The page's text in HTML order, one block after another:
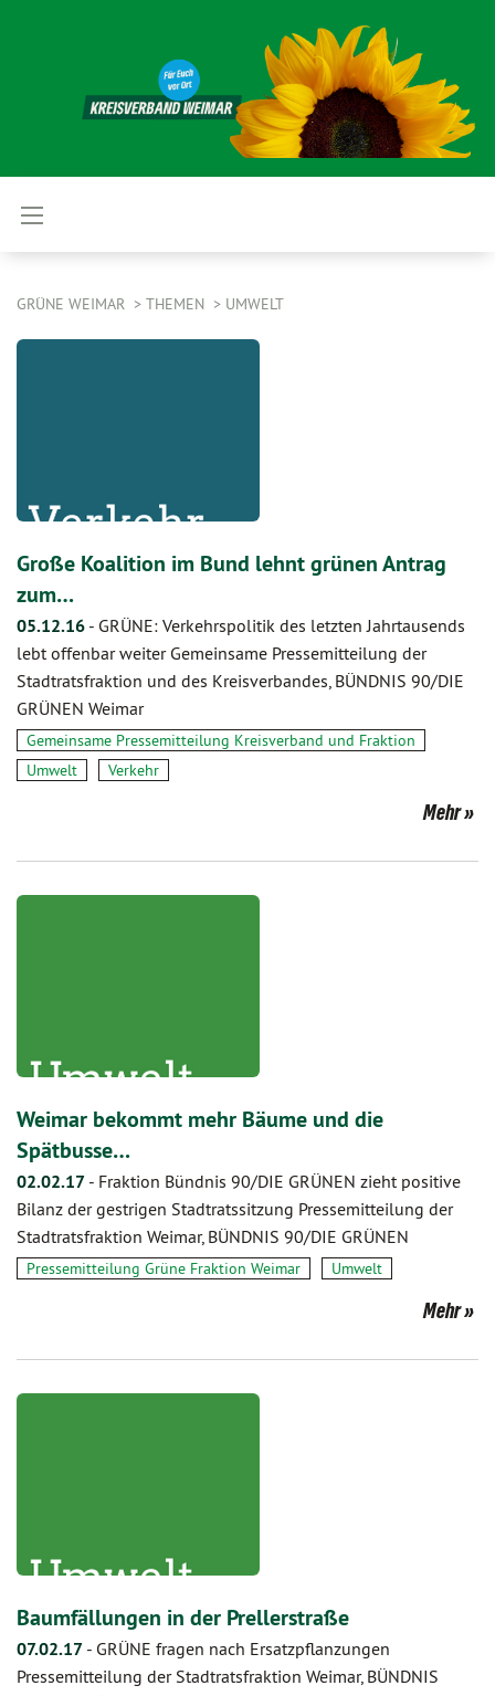
GRÜNE WEIMAR THEMEN UMWELT
Große Koalition im Bund lehnt grünen Antrag
zum…
05.12.16 - GRÜNE: Verkehrspolitik des letzten Jahrtausends
lebt offenbar weiter Gemeinsame Pressemitteilung der
Stadtratsfraktion und des Kreisverbandes, BÜNDNIS 90/DIE
GRÜNEN Weimar
Gemeinsame Pressemitteilung Kreisverband und Fraktion
Umwelt
Verkehr
Mehr
Weimar bekommt mehr Bäume und die
Spätbusse…
02.02.17 - Fraktion Bündnis 90/DIE GRÜNEN zieht positive
Bilanz der gestrigen Stadtratssitzung Pressemitteilung der
Stadtratsfraktion Weimar, BÜNDNIS 90/DIE GRÜNEN
Pressemitteilung Grüne Fraktion Weimar Umwelt
Mehr
Baumfällungen in der Prellerstraße
07.02.17 - GRÜNE fragen nach Ersatzpflanzungen
Pressemitteilung der Stadtratsfraktion Weimar, BÜNDNIS